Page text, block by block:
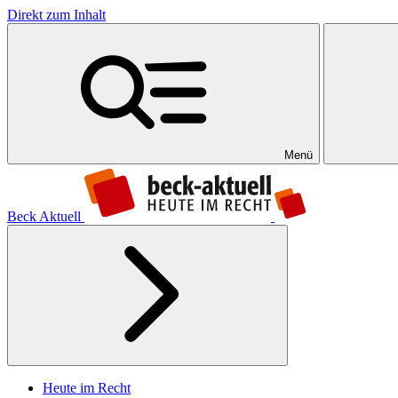
Direkt zum Inhalt
Menü
Beck Aktuell
Heute im Recht